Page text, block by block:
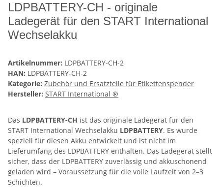
LDPBATTERY-CH - originale
Ladegerät für den START International
Wechselakku
Artikelnummer: LDPBATTERY-CH-2
HAN: LDPBATTERY-CH-2
Kategorie: Zubehör und Ersatzteile für Etikettenspender
Hersteller: START International ®
Das LDPBATTERY-CH ist das originale Ladegerät für den
START International Wechselakku LDPBATTERY. Es wurde
speziell für diesen Akku entwickelt und ist nicht im
Lieferumfang des LDPBATTERY enthalten. Das Ladegerät stellt
sicher, dass der LDPBATTERY zuverlässig und akkuschonend
geladen wird – Voraussetzung für die volle Laufzeit von 2–3
Schichten.